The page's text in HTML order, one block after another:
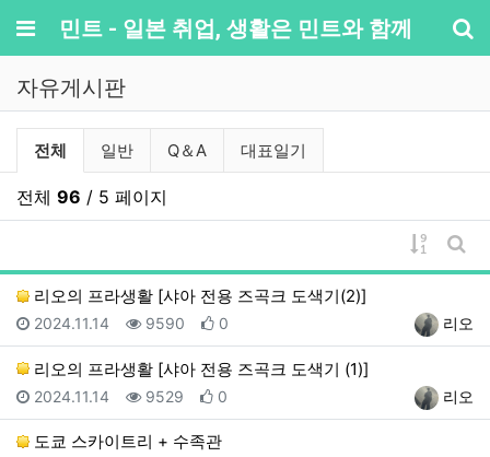
메뉴민트 - 일본 취업, 생활은 민트와 함께
자유게시판
자유게시판 분류 목록
전체 일반 Q＆A 대표일기
전체 96 / 5 페이지
게시물
게
리오의 프라생활 [샤아 전용 즈곡크 도색기(2)]
등록자리오
등록일
2024.11.14 조회
9590 추천
0
리오의 프라생활 [샤아 전용 즈곡크 도색기 (1)]
등록자리오
등록일
2024.11.14 조회
9529 추천
0
도쿄 스카이트리 + 수족관